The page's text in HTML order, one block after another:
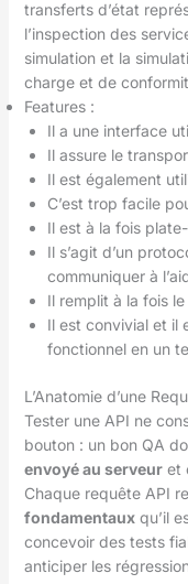
transferts d’état
l’inspection des
simulation et la
charge et de
Features :
Il a une interface
Il assure le
Il est également
C’est trop facile
Il est à la fois
Il s’agit d’un
communiquer à
Il remplit à la fois
Il est convivial et il
fonctionnel en un
L’Anatomie d’une
Tester une API ne
bouton : un bon QA
envoyé au serveuret
Chaque requête API
fondamentauxqu’il
concevoir des tests
anticiper les